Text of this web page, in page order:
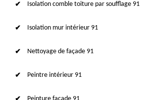
Isolation comble toiture par soufflage 91
Isolation mur intérieur 91
Nettoyage de façade 91
Peintre intérieur 91